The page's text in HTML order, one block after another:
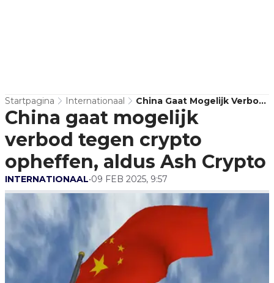
Startpagina Internationaal
China Gaat Mogelijk Verbod
Tegen Crypto Opheffen,
Aldus Ash Crypto
China gaat mogelijk
verbod tegen crypto
opheffen, aldus Ash Crypto
INTERNATIONAAL•09 FEB 2025, 9:57